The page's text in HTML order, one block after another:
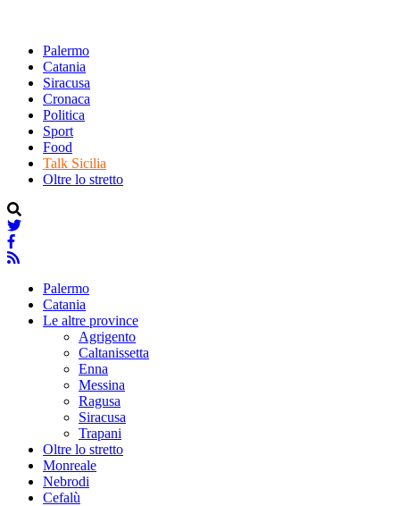
Palermo
Catania
Siracusa
Cronaca
Politica
Sport
Food
Talk Sicilia
Oltre lo stretto
Palermo
Catania
Le altre province
Agrigento
Caltanissetta
Enna
Messina
Ragusa
Siracusa
Trapani
Oltre lo stretto
Monreale
Nebrodi
Cefalù